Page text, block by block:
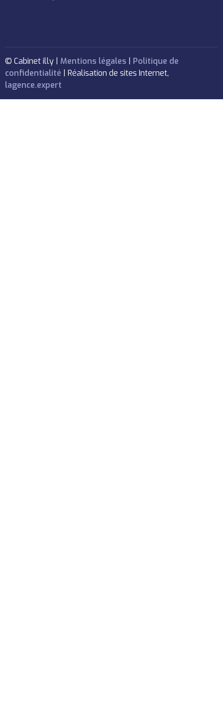
© Cabinet illy | Mentions légales
Politique de
confidentialité | Réalisation de sites Internet,
lagence.expert